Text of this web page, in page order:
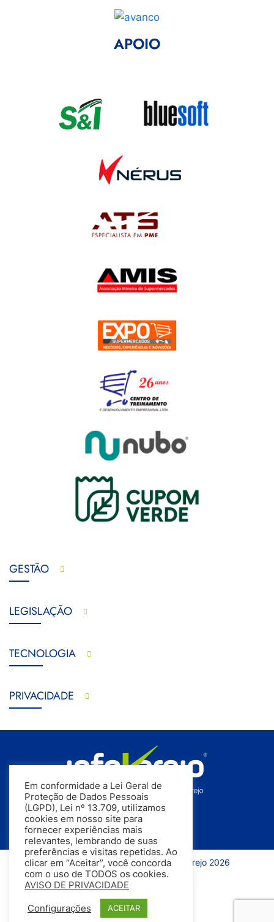
APOIO
GESTÃO
LEGISLAÇÃO
TECNOLOGIA
PRIVACIDADE
Todos os direitos reservados | InfoVarejo 2026
Em conformidade a Lei Geral de
Proteção de Dados Pessoais
(LGPD), Lei nº 13.709, utilizamos
cookies em nosso site para
fornecer experiências mais
relevantes, lembrando de suas
preferências e visitas repetidas. Ao
clicar em “Aceitar”, você concorda
com o uso de TODOS os cookies.
AVISO DE PRIVACIDADE
Configurações ACEITAR